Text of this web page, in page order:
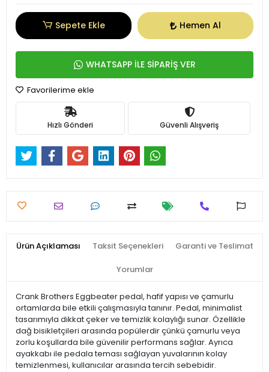
Sepete Ekle Hemen Al
WHATSAPP İLE SİPARİŞ VER
Favorilerime ekle
Hızlı Gönderi Güvenli Alışveriş
Ürün Açıklaması Taksit Seçenekleri Garanti ve Teslimat
Yorumlar
Crank Brothers Eggbeater pedal, hafif yapısı ve çamurlu
ortamlarda bile etkili çalışmasıyla tanınır. Pedal, minimalist
tasarımıyla dikkat çeker ve temizlik kolaylığı sunar. Özellikle
dağ bisikletçileri arasında popülerdir çünkü çamurlu veya
zorlu koşullarda bile güvenilir performans sağlar. Ayrıca
ayakkabı ile pedala teması sağlayan yuvalarının kolay
temizlenmesi, kullanıcılar arasında tercih sebebidir.